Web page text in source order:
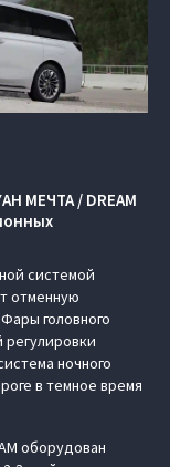
МЕЧТА / DREAM
системой
отменную
головного
ночного
в темное время
оборудован